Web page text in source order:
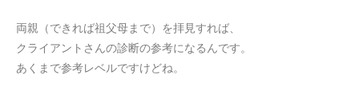
両親（できれば祖父母まで）を拝見すれば、
クライアントさんの診断の参考になるんです。
あくまで参考レベルですけどね。